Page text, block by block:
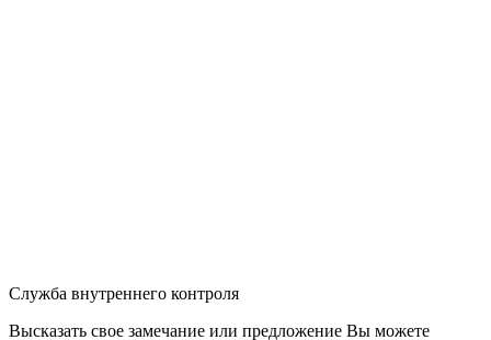
Служба внутреннего контроля
Высказать свое замечание или предложение Вы можете